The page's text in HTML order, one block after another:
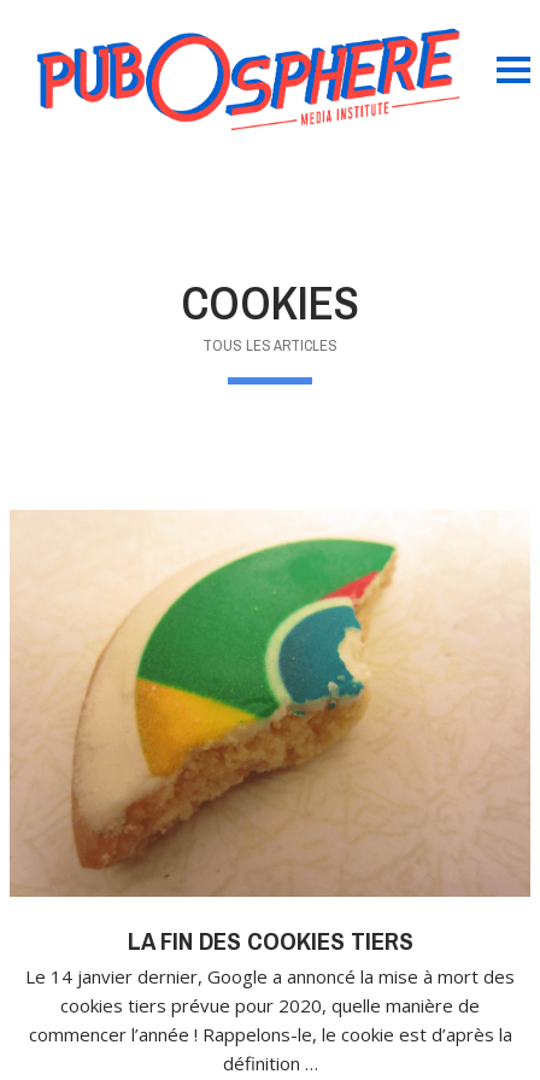
COOKIES
TOUS LES ARTICLES
LA FIN DES COOKIES TIERS
Le 14 janvier dernier, Google a annoncé la mise à mort des
cookies tiers prévue pour 2020, quelle manière de
commencer l’année ! Rappelons-le, le cookie est d’après la
définition …